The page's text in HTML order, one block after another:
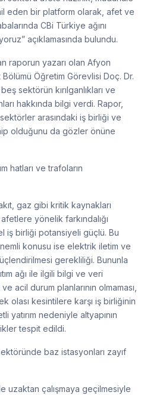
eden bir platform olarak, afet ve
CBi Türkiye ağını
açıklamasında bulundu.
raporun yazarı olan Afyon
Öğretim Görevlisi Doç. Dr.
sektörün kırılganlıkları ve
hakkında bilgi verdi. Rapor,
arasındaki iş birliği ve
olduğunu da gözler önüne
hatları ve trafoların
gaz gibi kritik kaynakları
yönelik farkındalığı
iş birliği potansiyeli güçlü. Bu
konusu ise elektrik iletim ve
gerekliliği. Bununla
ağı ile ilgili bilgi ve veri
acil durum planlarının olmaması,
olası kesintilere karşı iş birliğinin
nedeniyle altyapının
tespit edildi.
baz istasyonları zayıf
uzaktan çalışmaya geçilmesiyle